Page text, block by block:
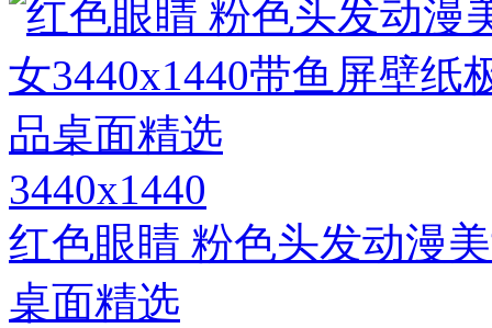
3440x1440
红色眼睛 粉色头发动漫
桌面精选